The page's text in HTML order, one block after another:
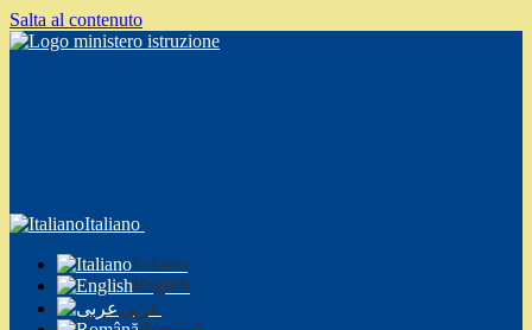
Salta al contenuto
Italiano
Italiano
English
عربى